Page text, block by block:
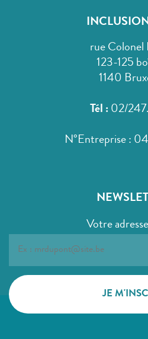
rue Colonel
123-125
1140
Tél : 02/
N°Entreprise :
Votre